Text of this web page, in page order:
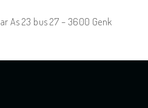
As 23 bus 27 – 3600 Genk